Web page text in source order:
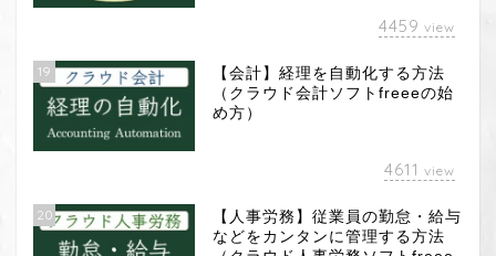
4459 view
19
【会計】経理を自動化する方法
（クラウド会計ソフトfreeeの始
め方）
4611 view
20
【人事労務】従業員の勤怠・給与
などをカンタンに管理する方法